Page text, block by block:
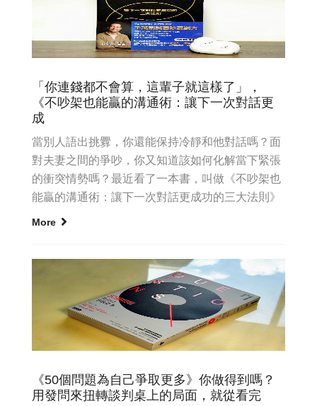
「你連錢都不會算，這輩子就這樣了」，
《不吵架也能贏的溝通術：讓下一次對話更
成
當別人語出挑釁，你還能保持冷靜和他對話嗎？面
對夫妻之間的爭吵，你又知道該如何化解當下緊張
的衝突情勢嗎？最近看了一本書，叫做《不吵架也
能贏的溝通術：讓下一次對話更成功的三大法則》
（The Next Co...
More
《50個問題為自己爭取更多》你做得到嗎？
用發問來扭轉談判桌上的局面，就從看完